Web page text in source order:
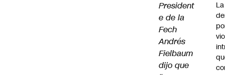
President
e de la
Fech
Andrés
Fielbaum
dijo que
La